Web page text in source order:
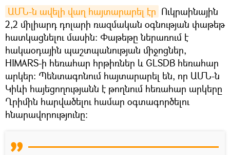
ԱՄՆ-ն ավելի վաղ հայտարարել էր Ուկրաինային
2,2 միլիարդ դոլարի ռազմական օգնության փաթեթ
հատկացնելու մասին։ Փաթեթը ներառում է
հակաօդային պաշտպանության միջոցներ,
HIMARS-ի հեռահար հրթիռներ և GLSDB հեռահար
արկեր: Պենտագոնում հայտարարել են, որ ԱՄՆ-ն
Կիևի հայեցողությանն է թողնում հեռահար արկերը
Ղրիմին հարվածելու համար օգտագործելու
հնարավորությունը։